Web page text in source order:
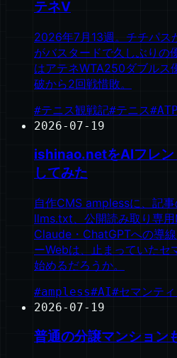
テネV
2026年7月13週。チチパス
がバスタードで久しぶりの
はアテネWTA250ダブルス
破から2回戦惜敗。
#テニス観戦記#テニス#ATP
2026-07-19
ishinao.netをAIフレン
してみた
自作CMS amplessに、記
llms.txt、公開読み取り専
Claude・ChatGPTへの導
ーWebは、止まっていたセ
始めるだろうか。
#ampless#AI#セマンテ
2026-07-19
普通の分譲マンション